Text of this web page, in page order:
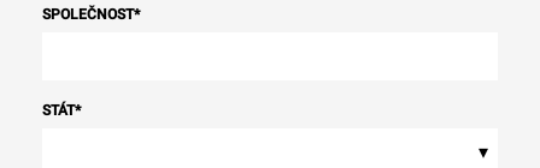
SPOLEČNOST*
STÁT*
▾